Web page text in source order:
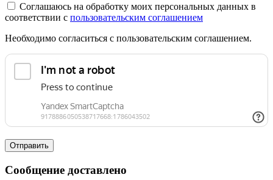
Соглашаюсь на обработку моих персональных данных в
соответствии с пользовательским соглашением
Необходимо согласиться с пользовательским соглашением.
Отправить
Сообщение доставлено